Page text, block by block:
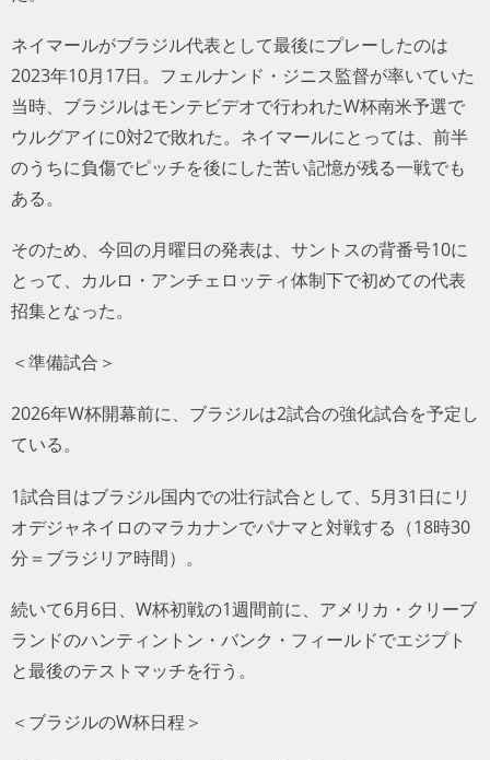
ネイマールがブラジル代表として最後にプレーしたのは
2023年10月17日。フェルナンド・ジニス監督が率いていた
当時、ブラジルはモンテビデオで行われたW杯南米予選で
ウルグアイに0対2で敗れた。ネイマールにとっては、前半
のうちに負傷でピッチを後にした苦い記憶が残る一戦でも
ある。
そのため、今回の月曜日の発表は、サントスの背番号10に
とって、カルロ・アンチェロッティ体制下で初めての代表
招集となった。
＜準備試合＞
2026年W杯開幕前に、ブラジルは2試合の強化試合を予定し
ている。
1試合目はブラジル国内での壮行試合として、5月31日にリ
オデジャネイロのマラカナンでパナマと対戦する（18時30
分＝ブラジリア時間）。
続いて6月6日、W杯初戦の1週間前に、アメリカ・クリーブ
ランドのハンティントン・バンク・フィールドでエジプト
と最後のテストマッチを行う。
＜ブラジルのW杯日程＞